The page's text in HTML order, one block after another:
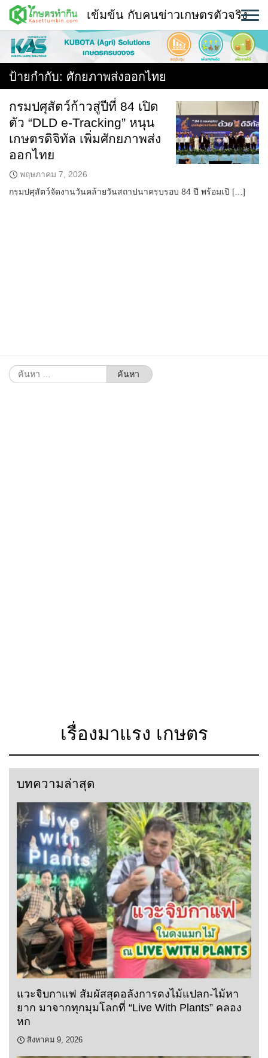
Skip
content
พืช
หน้าแรก
แวดวงเกษตร
ใคร ทำอะไร ที่ไหน
สถานีข่าววันนี้
เข้มข้น กับคนข่าวเกษตรตัวจริง
ป้ายกำกับ: ศักยภาพส่งออกไทย
กรมปศุสัตว์ก้าวสู่ปีที่ 84 เปิด
ตัว “DLD e-Tracking” หนุน
เกษตรดิจิทัล เพิ่มศักยภาพส่ง
ออกไทย
พฤษภาคม 7, 2026
กรมปศุสัตว์จัดงานวันคล้ายวันสถาปนาครบรอบ 84 ปี พร้อมเปิ […]
ค้นหา
สำหรับ:
เรื่องมาแรง เกษตร
บทความล่าสุด
แวะจิบกาแฟ สัมผัสสุดอลังการดงไม้แปลก-ไม้หา
ยาก มาจากทุกมุมโลกที่ “Live With Plants” คลอง
หก
สิงหาคม 9, 2026